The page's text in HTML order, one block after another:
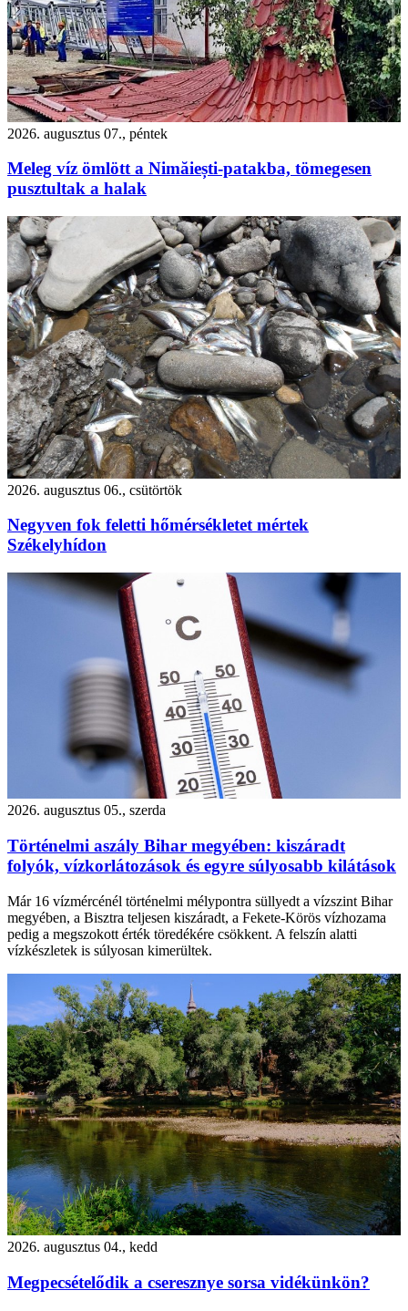
2026. augusztus 07., péntek
Meleg víz ömlött a Nimăiești-patakba, tömegesen
pusztultak a halak
2026. augusztus 06., csütörtök
Negyven fok feletti hőmérsékletet mértek
Székelyhídon
2026. augusztus 05., szerda
Történelmi aszály Bihar megyében: kiszáradt
folyók, vízkorlátozások és egyre súlyosabb kilátások
Már 16 vízmércénél történelmi mélypontra süllyedt a vízszint Bihar
megyében, a Bisztra teljesen kiszáradt, a Fekete-Körös vízhozama
pedig a megszokott érték töredékére csökkent. A felszín alatti
vízkészletek is súlyosan kimerültek.
2026. augusztus 04., kedd
Megpecsételődik a cseresznye sorsa vidékünkön?